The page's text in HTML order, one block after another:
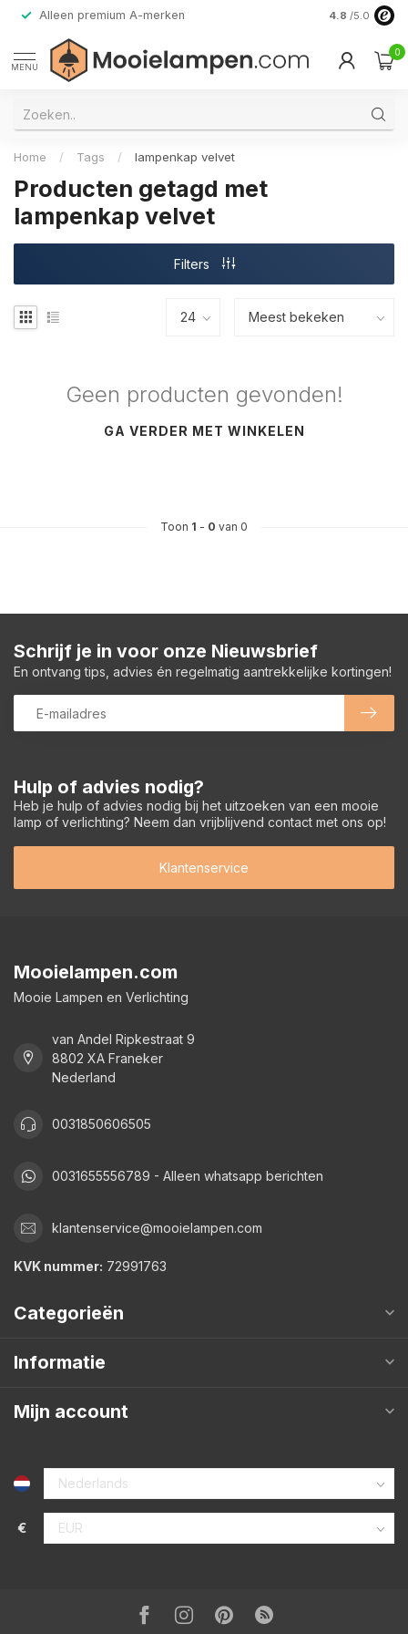
Alleen premium A-merken 4.8 /5.0
MENU
0
Home / Tags / lampenkap velvet
Producten getagd met
lampenkap velvet
Filters
Geen producten gevonden!
GA VERDER MET WINKELEN
Toon 1 - 0 van 0
Hulp of advies nodig?
Heb je hulp of advies nodig bij het uitzoeken van een mooie
lamp of verlichting? Neem dan vrijblijvend contact met ons op!
Klantenservice
Schrijf je in voor onze Nieuwsbrief
En ontvang tips, advies én regelmatig aantrekkelijke kortingen!
Mooielampen.com
Mooie Lampen en Verlichting
van Andel Ripkestraat 9
8802 XA Franeker
Nederland
0031850606505
0031655556789 - Alleen whatsapp berichten
klantenservice@mooielampen.com
KVK nummer: 72991763
Categorieën
Informatie
Mijn account
€